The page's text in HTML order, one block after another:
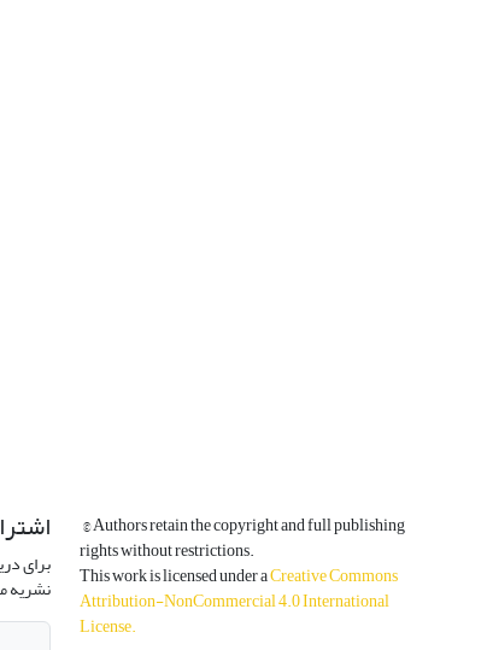
© Authors retain the copyright and full publishing
rights without restrictions.
This work is licensed under aCreative Commons
Attribution-NonCommercial 4.0 International
License.
برای
نشریه